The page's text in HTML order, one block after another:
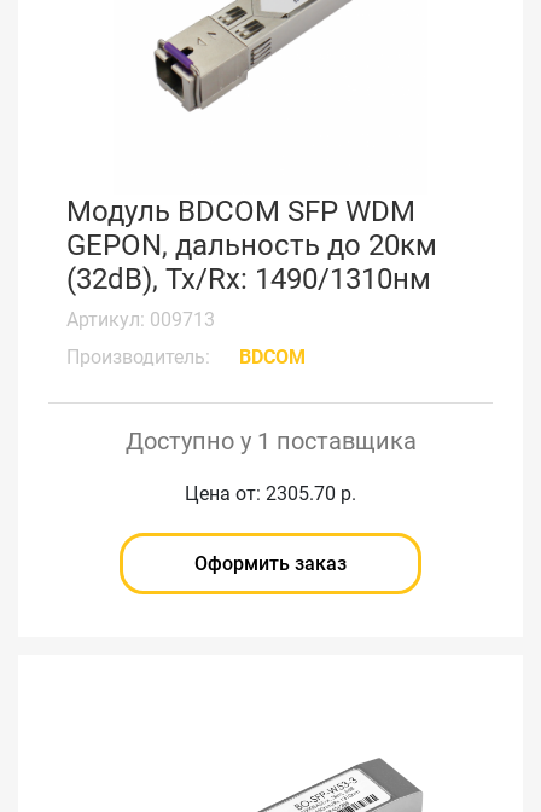
Модуль BDCOM SFP WDM
GEPON, дальность до 20км
(32dB), Tx/Rx: 1490/1310нм
Артикул: 009713
Производитель:
BDCOM
Доступно у 1 поставщика
Цена от: 2305.70 р.
Оформить заказ